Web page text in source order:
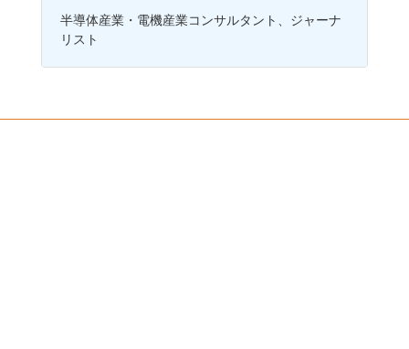
半導体産業・電機産業コンサルタント、ジャーナ
リスト